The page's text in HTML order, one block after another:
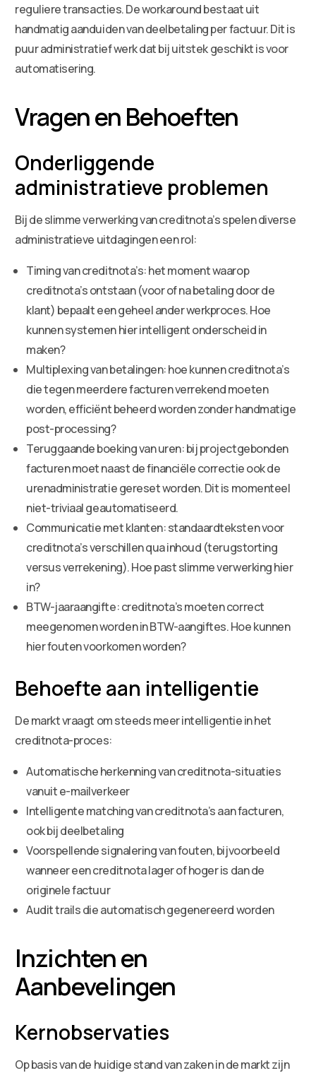
reguliere transacties. De workaround bestaat uit
handmatig aanduiden van deelbetaling per factuur. Dit is
puur administratief werk dat bij uitstek geschikt is voor
automatisering.
Vragen en Behoeften
Onderliggende
administratieve problemen
Bij de slimme verwerking van creditnota’s spelen diverse
administratieve uitdagingen een rol:
Timing van creditnota’s: het moment waarop
creditnota’s ontstaan (voor of na betaling door de
klant) bepaalt een geheel ander werkproces. Hoe
kunnen systemen hier intelligent onderscheid in
maken?
Multiplexing van betalingen: hoe kunnen creditnota’s
die tegen meerdere facturen verrekend moeten
worden, efficiënt beheerd worden zonder handmatige
post-processing?
Teruggaande boeking van uren: bij projectgebonden
facturen moet naast de financiële correctie ook de
urenadministratie gereset worden. Dit is momenteel
niet-triviaal geautomatiseerd.
Communicatie met klanten: standaardteksten voor
creditnota’s verschillen qua inhoud (terugstorting
versus verrekening). Hoe past slimme verwerking hier
in?
BTW-jaaraangifte: creditnota’s moeten correct
meegenomen worden in BTW-aangiftes. Hoe kunnen
hier fouten voorkomen worden?
Behoefte aan intelligentie
De markt vraagt om steeds meer intelligentie in het
creditnota-proces:
Automatische herkenning van creditnota-situaties
vanuit e-mailverkeer
Intelligente matching van creditnota’s aan facturen,
ook bij deelbetaling
Voorspellende signalering van fouten, bijvoorbeeld
wanneer een creditnota lager of hoger is dan de
originele factuur
Audit trails die automatisch gegenereerd worden
Inzichten en
Aanbevelingen
Kernobservaties
Op basis van de huidige stand van zaken in de markt zijn